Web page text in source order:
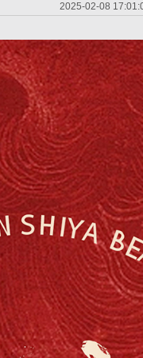
2025-02-08